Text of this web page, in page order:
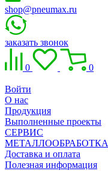
shop@pneumax.ru
заказать звонок
0 0
Войти
О нас
Продукция
Выполненные проекты
СЕРВИС
МЕТАЛЛООБРАБОТКА
Доставка и оплата
Полезная информация